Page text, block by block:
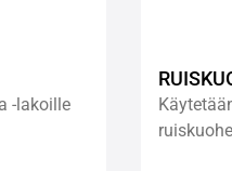
-lakoille